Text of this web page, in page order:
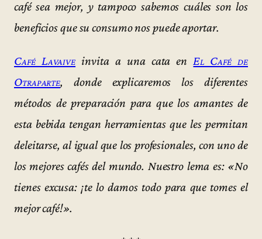
café sea mejor, y tampoco sabemos cuáles son los
beneficios que su consumo nos puede aportar.
Café Lavaive invita a una cata enEl Café de
Otraparte, donde explicaremos los diferentes
métodos de preparación para que los amantes de
esta bebida tengan herramientas que les permitan
deleitarse, al igual que los profesionales, con uno de
los mejores cafés del mundo. Nuestro lema es: «No
tienes excusa: ¡te lo damos todo para que tomes el
mejor café!».